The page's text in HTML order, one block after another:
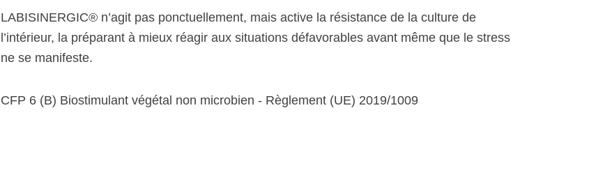
LABISINERGIC® n’agit pas ponctuellement, mais active la résistance de la culture de
l’intérieur, la préparant à mieux réagir aux situations défavorables avant même que le stress
ne se manifeste.
CFP 6 (B) Biostimulant végétal non microbien - Règlement (UE) 2019/1009